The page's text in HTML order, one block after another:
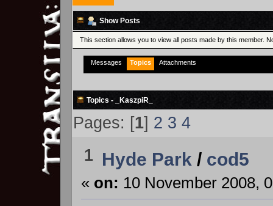
Show Posts
This section allows you to view all posts made by this member.
Messages Topics Attachments
Topics - _KaszpiR_
Pages: [1] 2 3 4
1 Hyde Park / cod5
« on: 10 November 2008,